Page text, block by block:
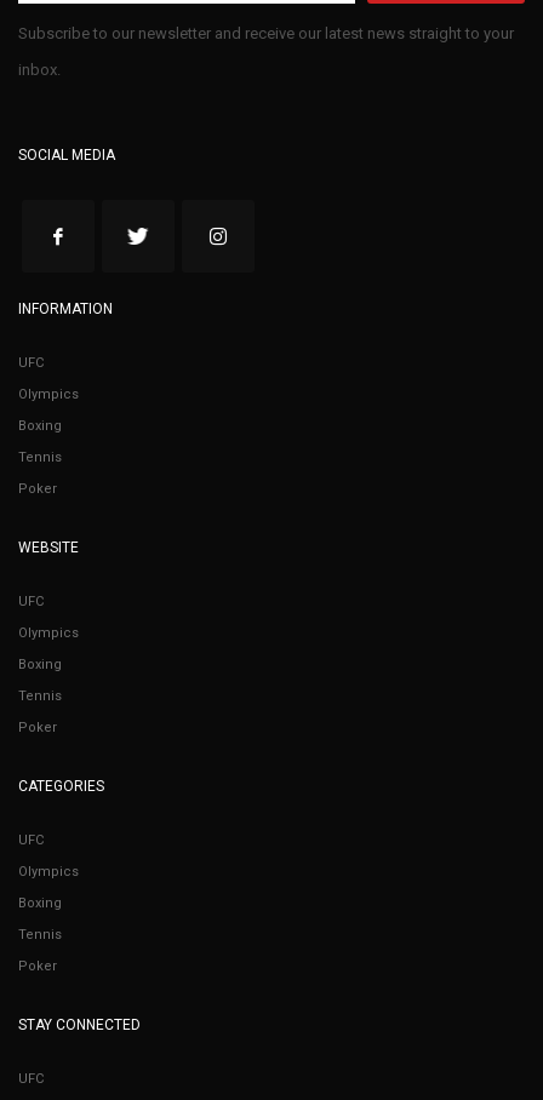
Subscribe to our newsletter and receive our latest news straight to your
inbox.
SOCIAL MEDIA
INFORMATION
UFC
Olympics
Boxing
Tennis
Poker
WEBSITE
UFC
Olympics
Boxing
Tennis
Poker
CATEGORIES
UFC
Olympics
Boxing
Tennis
Poker
STAY CONNECTED
UFC